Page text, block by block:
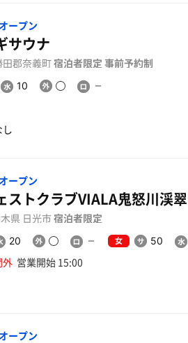
ープン
サウナ
田郡奈義町宿泊者限定 事前予約制
10
ープン
ストクラブVIALA鬼怒川渓翠
県 日光市宿泊者限定
20 女 50
外 営業開始 15:00
ープン